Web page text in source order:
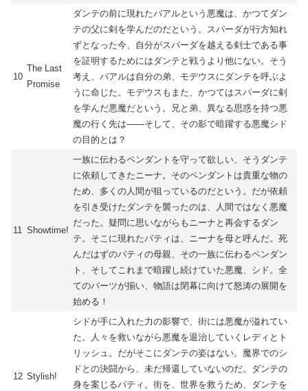
10
The Last
Promise
ダンテの前に現れたバアルという悪魔は、かつてダン
テの父に剣を学んだのだという。スパーダが行方知れ
ずとなった今、自分がスパーダを越える剣士である事
を証明するためにはダンテと戦うより他にない。そう
考え、バアルは自分の弟、モデウスにダンテを呼ぶよ
うに命じた。モデウスもまた、かつてはスパーダに剣
を学んだ悪魔だという。兄と弟、異なる思惑を持つ悪
魔の行く先は――そして、その影で暗躍する悪魔シド
の目的とは？
11 Showtime!
一族に伝わるペンダントを守って欲しい、そうダンテ
に依頼してきたニーナ。そのペンダントは貴重な物の
ため、多くの人間が狙っているのだという。だが依頼
を引き受けたダンテを襲ったのは、人間ではなく悪魔
だった。疑問に思いながらもニーナと再会するダン
テ。そこに現れたパティは、ニーナを母と呼んだ。死
んだはずのパティの母親、その一族に伝わるペンダン
ト、そしてこれまで暗躍し続けていた悪魔、シド。全
てのパーツが揃い、物語は閉幕に向けて怒涛の展開を
始める！
12 Stylish!
シドが手に入れた力の影響で、街には悪魔が溢れてい
た。人々を救いながら悪魔を退治していくレディとト
リッシュ。だがそこにダンテの姿はない。魔界でのシ
ドとの決闘から、未だ帰還していないのだ。ダンテの
身を案じるパティ。街を、世界を救うため、ダンテを